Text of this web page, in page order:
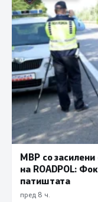
МВР со засилени
на ROADPOL:
патиштата
пред 8 ч.